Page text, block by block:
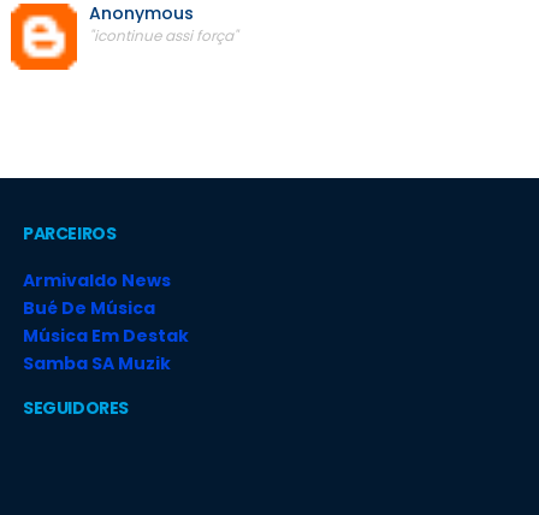
Anonymous
"icontinue assi força"
PARCEIROS
Armivaldo News
Bué De Música
Música Em Destak
Samba SA Muzik
SEGUIDORES